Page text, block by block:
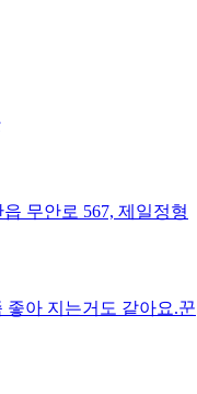
무안로 567, 제일정형
좋아 지는거도 같아요.꾼